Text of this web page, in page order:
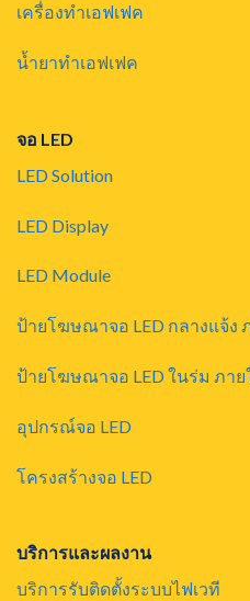
เครื่องทำเอฟเฟค
น้ำยาทำเอฟเฟค
จอ LED
LED Solution
LED Display
LED Module
ป้ายโฆษณาจอ LED กลางแจ้ง
ป้ายโฆษณาจอ LED ในร่ม ภา
อุปกรณ์จอ LED
โครงสร้างจอ LED
บริการและผลงาน
บริการรับติดตั้งระบบไฟเวที